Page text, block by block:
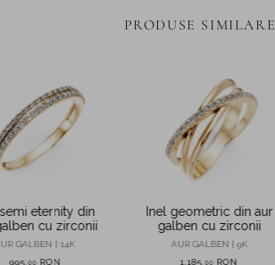
PRODUSE SIMILARE
eternity din
cu zirconii
GALBEN | 14K
995 00 RON
Inel geometric din aur
galben cu zirconii
AUR GALBEN | 9K
1.185 ,00 RON